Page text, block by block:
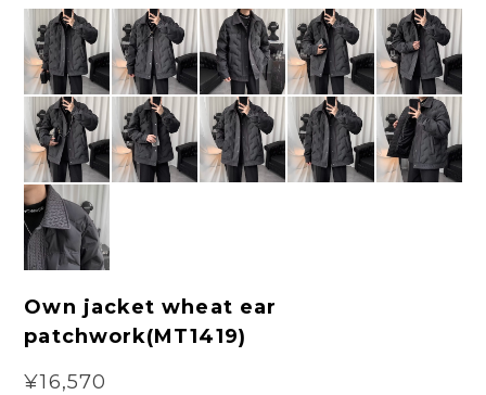
Own jacket wheat ear
patchwork(MT1419)
¥16,570